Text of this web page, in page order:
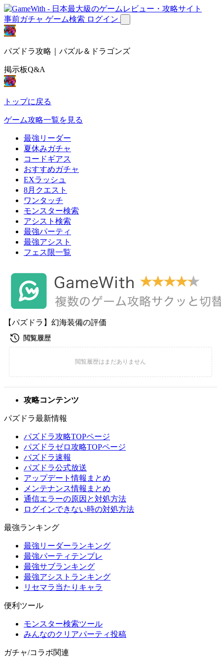
事前ガチャ ゲーム検索 ログイン
パズドラ攻略｜パズル＆ドラゴンズ
掲示板Q&A
トップに戻る
ゲーム攻略一覧を見る
最強リーダー
夏休みガチャ
コードギアス
おすすめガチャ
EXラッシュ
8月クエスト
ワンタッチ
モンスター検索
アシスト検索
最強パーティ
最強アシスト
フェス限一覧
【パズドラ】幻海装備の評価
攻略コンテンツ
パズドラ最新情報
パズドラ攻略TOPページ
パズドラゼロ攻略TOPページ
パズドラ速報
パズドラ公式放送
アップデート情報まとめ
メンテナンス情報まとめ
通信エラーの原因と対処方法
ログインできない時の対処方法
最強ランキング
最強リーダーランキング
最強パーティテンプレ
最強サブランキング
最強アシストランキング
リセマラ当たりキャラ
便利ツール
モンスター検索ツール
みんなのクリアパーティ投稿
ガチャ/コラボ関連